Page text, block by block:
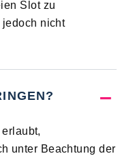
Slot zu
nicht
unter Beachtung der